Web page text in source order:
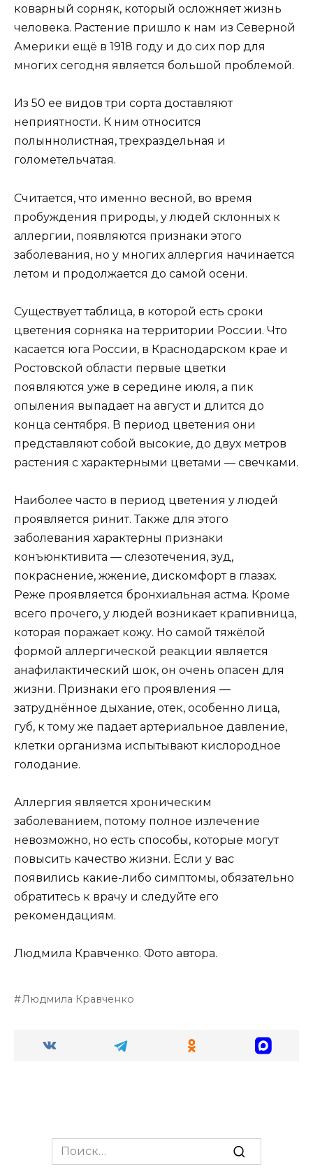
коварный сорняк, который осложняет жизнь
человека. Растение пришло к нам из Северной
Америки ещё в 1918 году и до сих пор для
многих сегодня является большой проблемой.
Из 50 ее видов три сорта доставляют
неприятности. К ним относится
полыннолистная, трехраздельная и
голометельчатая.
Считается, что именно весной, во время
пробуждения природы, у людей склонных к
аллергии, появляются признаки этого
заболевания, но у многих аллергия начинается
летом и продолжается до самой осени.
Существует таблица, в которой есть сроки
цветения сорняка на территории России. Что
касается юга России, в Краснодарском крае и
Ростовской области первые цветки
появляются уже в середине июля, а пик
опыления выпадает на август и длится до
конца сентября. В период цветения они
представляют собой высокие, до двух метров
растения с характерными цветами — свечками.
Наиболее часто в период цветения у людей
проявляется ринит. Также для этого
заболевания характерны признаки
конъюнктивита — слезотечения, зуд,
покраснение, жжение, дискомфорт в глазах.
Реже проявляется бронхиальная астма. Кроме
всего прочего, у людей возникает крапивница,
которая поражает кожу. Но самой тяжёлой
формой аллергической реакции является
анафилактический шок, он очень опасен для
жизни. Признаки его проявления —
затруднённое дыхание, отек, особенно лица,
губ, к тому же падает артериальное давление,
клетки организма испытывают кислородное
голодание.
Аллергия является хроническим
заболеванием, потому полное излечение
невозможно, но есть способы, которые могут
повысить качество жизни. Если у вас
появились какие-либо симптомы, обязательно
обратитесь к врачу и следуйте его
рекомендациям.
Людмила Кравченко. Фото автора.
Людмила Кравченко
Search
for: